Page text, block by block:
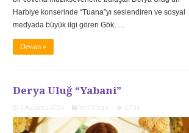
Harbiye konserinde “Tuana”yı seslendiren ve sosyal
medyada büyük ilgi gören Gök, …
Devam »
Derya Uluğ “Yabani”